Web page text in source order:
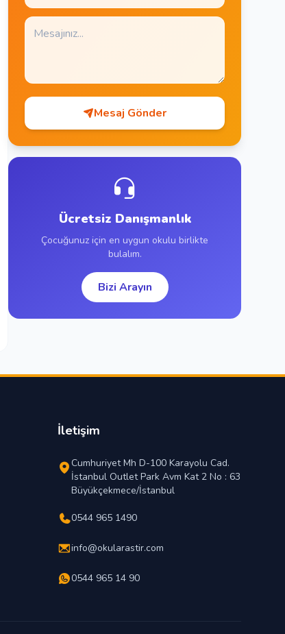
Mesaj Gönder
Ücretsiz Danışmanlık
Çocuğunuz için en uygun okulu birlikte
bulalım.
Bizi Arayın
İletişim
Cumhuriyet Mh D-100 Karayolu Cad.
İstanbul Outlet Park Avm Kat 2 No : 63
Büyükçekmece/İstanbul
0544 965 1490
info@okularastir.com
0544 965 14 90